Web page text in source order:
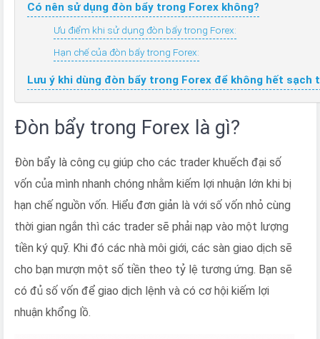
Có nên sử dụng đòn bẩy trong Forex không?
Ưu điểm khi sử dụng đòn bẩy trong Forex:
Hạn chế của đòn bẩy trong Forex:
Lưu ý khi dùng đòn bẩy trong Forex để không hết sạch
Đòn bẩy trong Forex là gì?
Đòn bẩy là công cụ giúp cho các trader khuếch đại số
vốn của mình nhanh chóng nhằm kiếm lợi nhuận lớn khi bị
hạn chế nguồn vốn. Hiểu đơn giản là với số vốn nhỏ cùng
thời gian ngắn thì các trader sẽ phải nạp vào một lượng
tiền ký quỹ. Khi đó các nhà môi giới, các sàn giao dịch sẽ
cho bạn mượn một số tiền theo tỷ lệ tương ứng. Bạn sẽ
có đủ số vốn để giao dịch lệnh và có cơ hội kiếm lợi
nhuận khổng lồ.